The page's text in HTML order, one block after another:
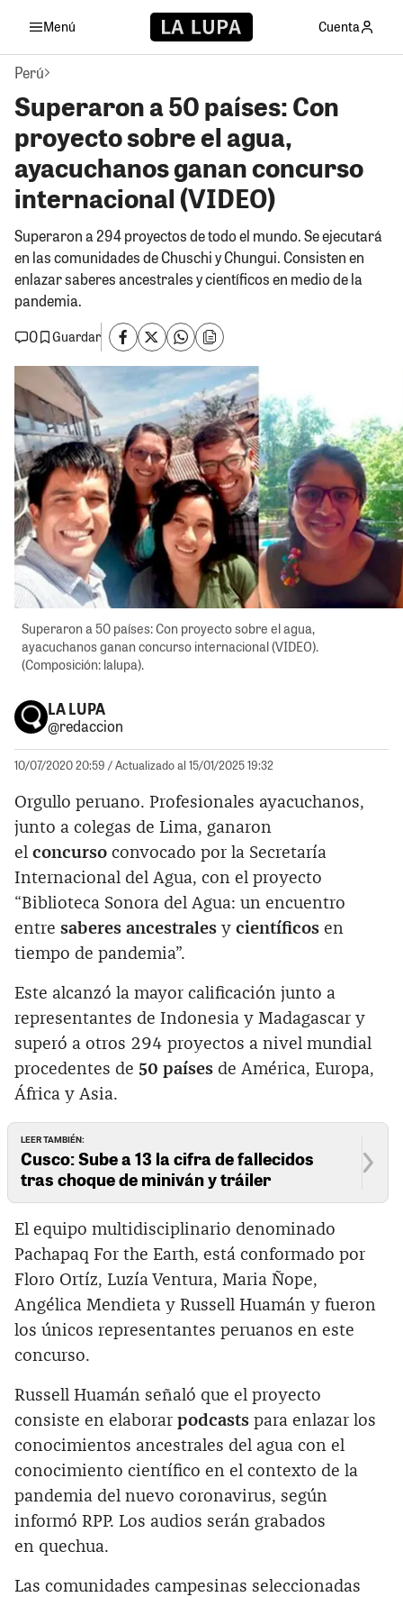
Menú Cuenta
Perú
Superaron a 50 países: Con
proyecto sobre el agua,
ayacuchanos ganan concurso
internacional (VIDEO)
Superaron a 294 proyectos de todo el mundo. Se ejecutará
en las comunidades de Chuschi y Chungui. Consisten en
enlazar saberes ancestrales y científicos en medio de la
pandemia.
0
Guardar
Superaron a 50 países: Con proyecto sobre el agua,
ayacuchanos ganan concurso internacional (VIDEO).
(Composición: lalupa).
LA LUPA
@redaccion
10/07/2020 20:59 / Actualizado al 15/01/2025 19:32
Orgullo peruano. Profesionales ayacuchanos,
junto a colegas de Lima, ganaron
el concurso convocado por la Secretaría
Internacional del Agua, con el proyecto
“Biblioteca Sonora del Agua: un encuentro
entre saberes ancestrales y científicos en
tiempo de pandemia”.
Este alcanzó la mayor calificación junto a
representantes de Indonesia y Madagascar y
superó a otros 294 proyectos a nivel mundial
procedentes de 50 países de América, Europa,
África y Asia.
LEER TAMBIÉN:
Cusco: Sube a 13 la cifra de fallecidos
tras choque de miniván y tráiler
El equipo multidisciplinario denominado
Pachapaq For the Earth, está conformado por
Floro Ortíz, Luzía Ventura, Maria Ñope,
Angélica Mendieta y Russell Huamán y fueron
los únicos representantes peruanos en este
concurso.
Russell Huamán señaló que el proyecto
consiste en elaborar podcasts para enlazar los
conocimientos ancestrales del agua con el
conocimiento científico en el contexto de la
pandemia del nuevo coronavirus, según
informó RPP. Los audios serán grabados
en quechua.
Las comunidades campesinas seleccionadas